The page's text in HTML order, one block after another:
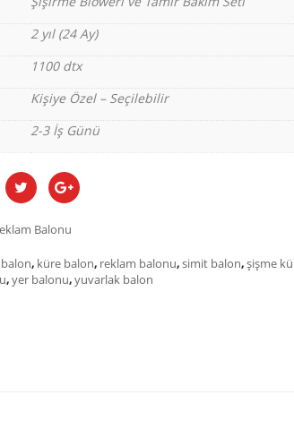
2 yıl (24 Ay)
1100 dtx
Kişiye Özel – Seçilebilir
2-3 İş Günü
Balonu
balon, küre balon, reklam balonu,simit balon,şişme
,yer balonu,yuvarlak balon